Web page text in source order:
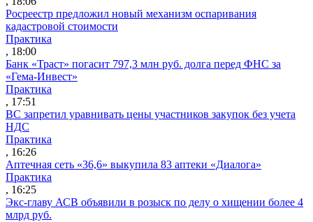
Росреестр предложил новый механизм оспаривания
кадастровой стоимости
Практика
, 18:00
Банк «Траст» погасит 797,3 млн руб. долга перед ФНС за
«Гема-Инвест»
Практика
, 17:51
ВС запретил уравнивать цены участников закупок без учета
НДС
Практика
, 16:26
Аптечная сеть «36,6» выкупила 83 аптеки «Диалога»
Практика
, 16:25
Экс-главу АСВ объявили в розыск по делу о хищении более 4
млрд руб.